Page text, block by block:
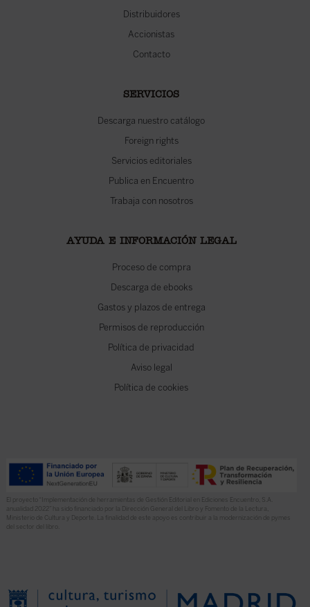
Distribuidores
Accionistas
Contacto
SERVICIOS
Descarga nuestro catálogo
Foreign rights
Servicios editoriales
Publica en Encuentro
Trabaja con nosotros
AYUDA E INFORMACIÓN LEGAL
Proceso de compra
Descarga de ebooks
Gastos y plazos de entrega
Permisos de reproducción
Política de privacidad
Aviso legal
Política de cookies
El proyecto “Implementación de herramientas de Gestión Editorial en Ediciones Encuentro, S.A.
anualidad 2022” ha sido financiado por la Dirección General del Libro y Fomento de la Lectura,
Ministerio de Cultura y Deporte. La finalidad de este apoyo es contribuir a la modernización de pymes
del sector del libro.